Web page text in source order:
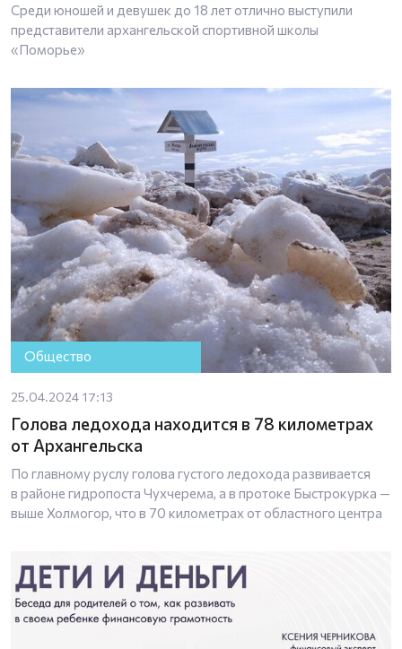
Среди юношей и девушек до 18 лет отлично выступили
представители архангельской спортивной школы
«Поморье»
Общество
25.04.2024 17:13
Голова ледохода находится в 78 километрах
от Архангельска
По главному руслу голова густого ледохода развивается
в районе гидропоста Чухчерема, а в протоке Быстрокурка —
выше Холмогор, что в 70 километрах от областного центра